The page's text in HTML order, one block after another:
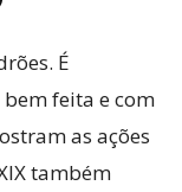
É
feita e com
as ações
também